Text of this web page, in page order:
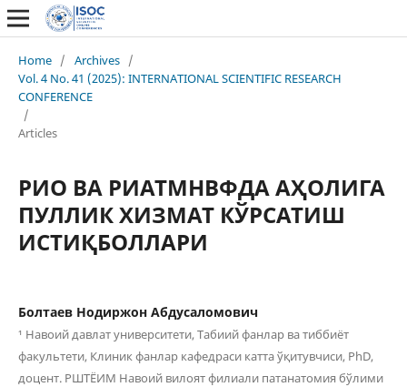
Home / Archives /
Vol. 4 No. 41 (2025): INTERNATIONAL SCIENTIFIC RESEARCH
CONFERENCE
/
Articles
РИО ВА РИАТМНВФДА АҲОЛИГА
ПУЛЛИК ХИЗМАТ КЎРСАТИШ
ИСТИҚБОЛЛАРИ
Болтаев Нодиржон Абдусаломович
¹ Навоий давлат университети, Табиий фанлар ва тиббиёт
факультети, Клиник фанлар кафедраси катта ўқитувчиси, PhD,
доцент. РШТЁИМ Навоий вилоят филиали патанатомия бўлими